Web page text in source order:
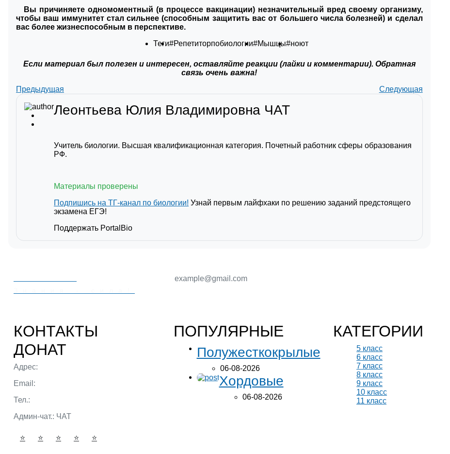
Вы причиняете одномоментный (в процессе вакцинации) незначительный вред своему организму,
чтобы ваш иммунитет стал сильнее (способным защитить вас от большего числа болезней) и сделал
вас более жизнеспособным в перспективе.
Теги#Репетиторпобиологии#Мышцы#ноют
Если материал был полезен и интересен, оставляйте реакции (лайки и комментарии). Обратная
связь очень важна!
Предыдущая
Следующая
Леонтьева Юлия Владимировна ЧАТ
Учитель биологии. Высшая квалификационная категория. Почетный работник сферы образования
РФ.
Материалы проверены
Подпишись на ТГ-канал по биологии! Узнай первым лайфхаки по решению заданий предстоящего
экзамена ЕГЭ!
Поддержать PortalBio
КОНТАКТЫ
ДОНАТ
Адрес:
Email:
Тел.:
Админ-чат.: ЧАТ
⭐ ⭐ ⭐ ⭐ ⭐
ПОПУЛЯРНЫЕ
Полужесткокрылые
06-08-2026
Хордовые
06-08-2026
КАТЕГОРИИ
5 класс
6 класс
7 класс
8 класс
9 класс
10 класс
11 класс